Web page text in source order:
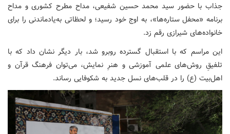
جذاب با حضور سید محمد حسین شفیعی، مداح مطرح کشوری و مداح
برنامه «محفل ستاره‌ها»، به اوج خود رسید؛ و لحظاتی به‌یادماندنی را برای
خانواده‌های شیرازی رقم زد.
این مراسم که با استقبال گسترده روبرو شد، بار دیگر نشان داد که با
تلفیقِ روش‌های علمی آموزشی و هنرِ نمایش، می‌توان فرهنگ قرآن و
اهل‌بیت (ع) را در قلب‌های نسل جدید به شکوفایی رساند.